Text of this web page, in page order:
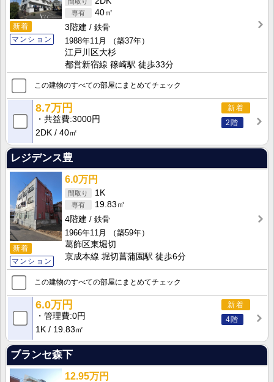
新着
マンション
40㎡
3階建
鉄骨
1988年11月
（築37年）
江戸川区大杉
都営新宿線 篠崎駅 徒歩33分
この建物のすべての部屋にまとめてチェック
新着
2階
8.7万円
共益費 3000円
2DK
40㎡
レジデンス豊
新着
マンション
6.0万円
1K
19.83㎡
4階建
鉄骨
1966年11月
（築59年）
葛飾区東堀切
京成本線 堀切菖蒲園駅 徒歩6分
この建物のすべての部屋にまとめてチェック
新着
4階
6.0万円
管理費 0円
1K
19.83㎡
ブランセ森下
12.95万円